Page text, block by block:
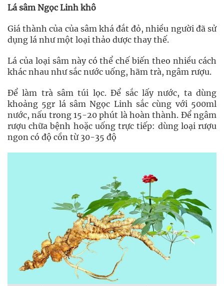
Lá sâm Ngọc Linh khô
Giá thành của của sâm khá đắt đỏ, nhiều người đã sử
dụng lá như một loại thảo dược thay thế.
Lá của loại sâm này có thể chế biến theo nhiều cách
khác nhau như sắc nước uống, hãm trà, ngâm rượu.
Để làm trà sâm túi lọc. Để sắc lấy nước, ta dùng
khoảng 5gr lá sâm Ngọc Linh sắc cùng với 500ml
nước, nấu trong 15-20 phút là hoàn thành. Để ngâm
rượu chữa bệnh hoặc uống trực tiếp: dùng loại rượu
ngon có độ cồn từ 30-35 độ